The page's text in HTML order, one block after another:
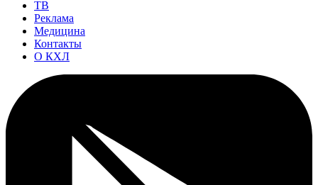
ТВ
Реклама
Медицина
Контакты
О КХЛ